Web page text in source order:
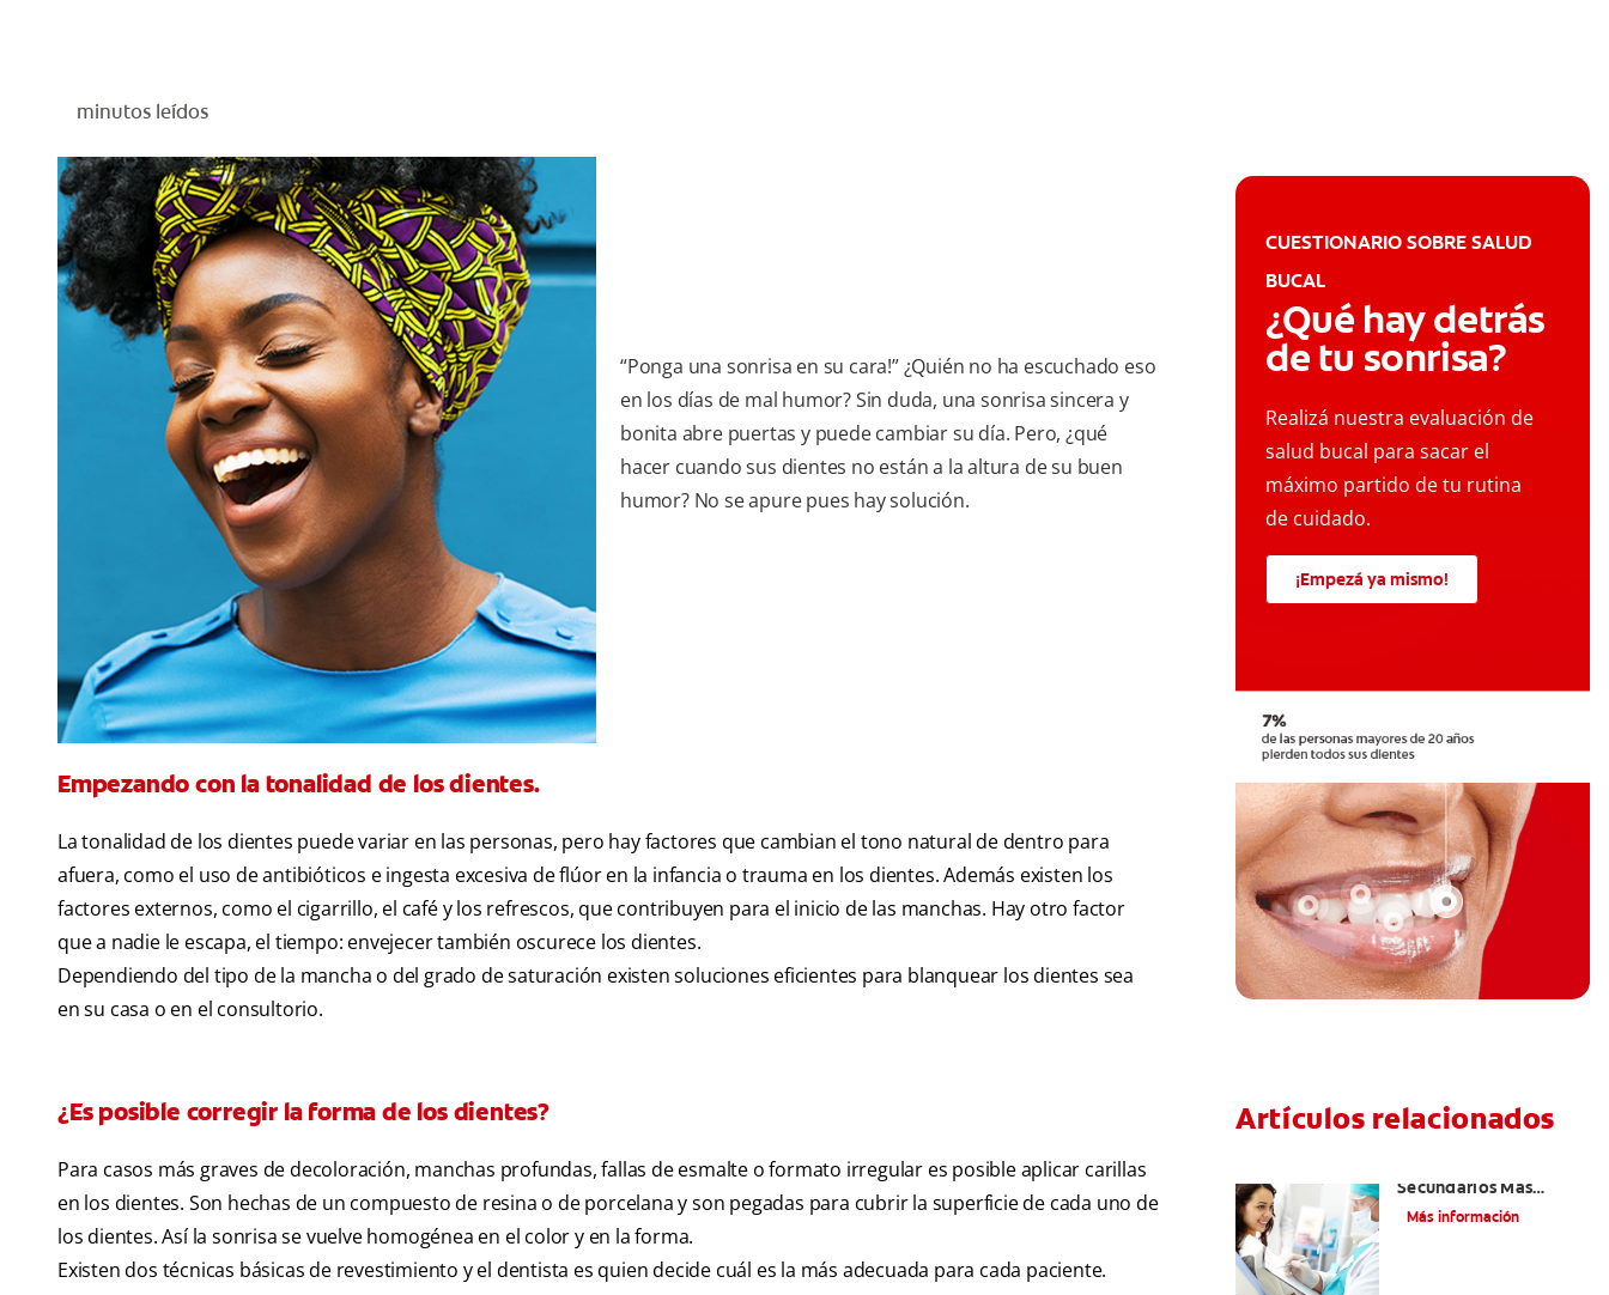
minutos leídos
“Ponga una sonrisa en su cara!” ¿Quién no ha escuchado eso
en los días de mal humor? Sin duda, una sonrisa sincera y
bonita abre puertas y puede cambiar su día. Pero, ¿qué
hacer cuando sus dientes no están a la altura de su buen
humor? No se apure pues hay solución.
Empezando con la tonalidad de los dientes.
La tonalidad de los dientes puede variar en las personas, pero hay factores que cambian el tono natural de dentro para
afuera, como el uso de antibióticos e ingesta excesiva de flúor en la infancia o trauma en los dientes. Además existen los
factores externos, como el cigarrillo, el café y los refrescos, que contribuyen para el inicio de las manchas. Hay otro factor
que a nadie le escapa, el tiempo: envejecer también oscurece los dientes.
Dependiendo del tipo de la mancha o del grado de saturación existen soluciones eficientes para blanquear los dientes sea
en su casa o en el consultorio.
¿Es posible corregir la forma de los dientes?
Para casos más graves de decoloración, manchas profundas, fallas de esmalte o formato irregular es posible aplicar carillas
en los dientes. Son hechas de un compuesto de resina o de porcelana y son pegadas para cubrir la superficie de cada uno de
los dientes. Así la sonrisa se vuelve homogénea en el color y en la forma.
Existen dos técnicas básicas de revestimiento y el dentista es quien decide cuál es la más adecuada para cada paciente.
CUESTIONARIO SOBRE SALUD
BUCAL
¿Qué hay detrás
de tu sonrisa?
Realizá nuestra evaluación de
salud bucal para sacar el
máximo partido de tu rutina
de cuidado.
¡Empezá ya mismo!
Artículos relacionados
Secundarios Más
Comunes De La
Más información